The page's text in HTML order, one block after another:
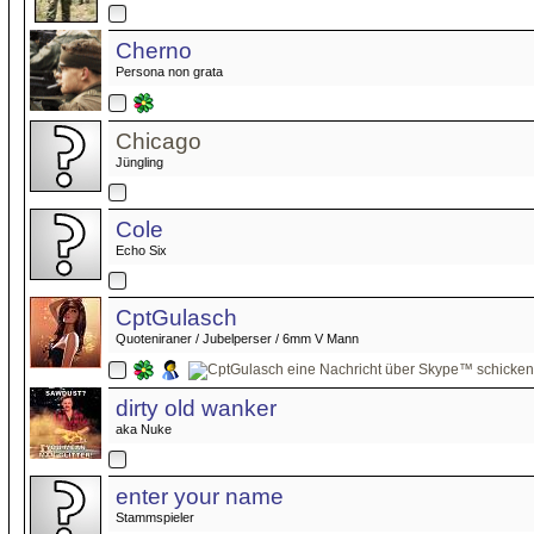
Cherno
Persona non grata
Chicago
Jüngling
Cole
Echo Six
CptGulasch
Quoteniraner / Jubelperser / 6mm V Mann
dirty old wanker
aka Nuke
enter your name
Stammspieler